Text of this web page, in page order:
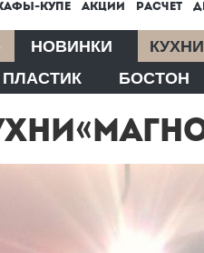
КУПЕ АКЦИИ РАСЧЕТ
НОВИНКИ
КУХНИ
ПЛАСТИК БОСТОН